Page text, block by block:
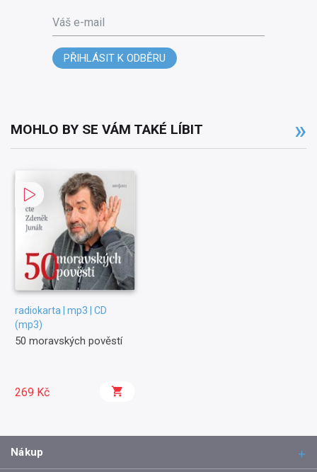
Váš e-mail
PŘIHLÁSIT K ODBĚRU
MOHLO BY SE VÁM TAKÉ LÍBIT
radiokarta | mp3 | CD
(mp3)
50 moravských pověstí
269 Kč
Nákup